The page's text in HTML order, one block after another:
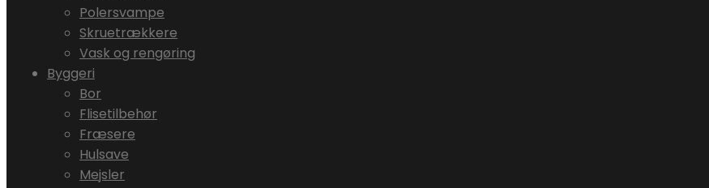
Polersvampe
Skruetrækkere
Vask og rengøring
Byggeri
Bor
Flisetilbehør
Fræsere
Hulsave
Mejsler